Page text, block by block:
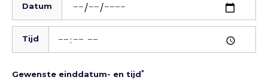
Datum
Tijd
Gewenste einddatum- en tijd*